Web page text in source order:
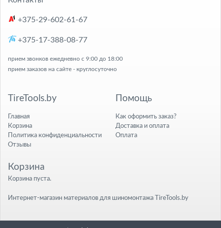
+375-29-602-61-67
+375-17-388-08-77
прием звонков ежедневно с 9:00 до 18:00
прием заказов на сайте - круглосуточно
TireTools.by
Главная
Корзина
Политика конфиденциальности
Отзывы
Помощь
Как оформить заказ?
Доставка и оплата
Оплата
Корзина
Корзина пуста.
Интернет-магазин материалов для шиномонтажа TireTools.by